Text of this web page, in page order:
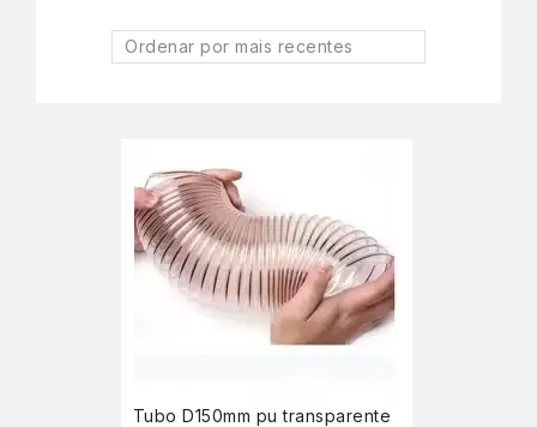
Ordenar por mais recentes
Tubo D150mm pu transparente